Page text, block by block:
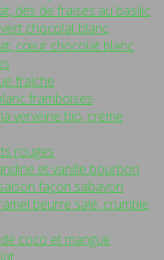
dés de fraises au basilic
chocolat blanc
cœur chocolat blanc
fraîche
framboises
verveine bio, crème
rouges
et vanille bourbon
façon sabayon
beurre salé, crumble
coco et mangue